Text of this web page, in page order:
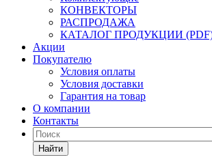
КОНВЕКТОРЫ
РАСПРОДАЖА
КАТАЛОГ ПРОДУКЦИИ
Акции
Покупателю
Условия оплаты
Условия доставки
Гарантия на товар
О компании
Контакты
Найти